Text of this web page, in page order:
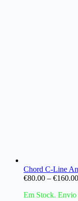
Chord C-Line
€80.00 – €160.00
Em Stock. Envio